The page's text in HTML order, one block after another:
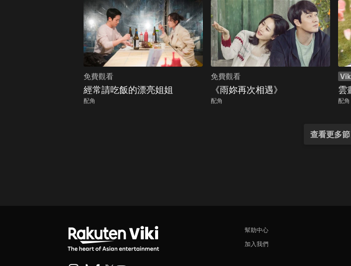
免費觀看
經常請吃飯的漂亮姐姐
配角
免費觀看
《雨妳再次相遇》
配角
雲
配角
查看更多節
幫助中心
加入我們